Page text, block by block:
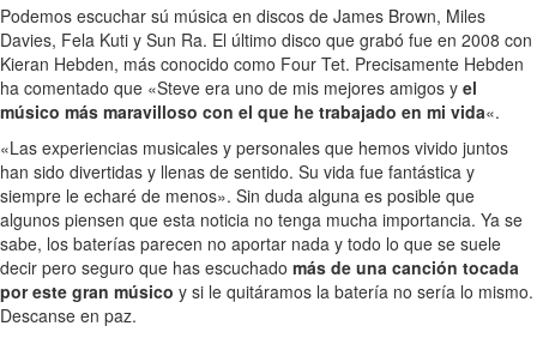
Podemos escuchar sú música en discos de James Brown, Miles
Davies, Fela Kuti y Sun Ra. El último disco que grabó fue en 2008 con
Kieran Hebden, más conocido como Four Tet. Precisamente Hebden
ha comentado que «Steve era uno de mis mejores amigos y el
músico más maravilloso con el que he trabajado en mi vida«.
«Las experiencias musicales y personales que hemos vivido juntos
han sido divertidas y llenas de sentido. Su vida fue fantástica y
siempre le echaré de menos». Sin duda alguna es posible que
algunos piensen que esta noticia no tenga mucha importancia. Ya se
sabe, los baterías parecen no aportar nada y todo lo que se suele
decir pero seguro que has escuchado más de una canción tocada
por este gran músico y si le quitáramos la batería no sería lo mismo.
Descanse en paz.